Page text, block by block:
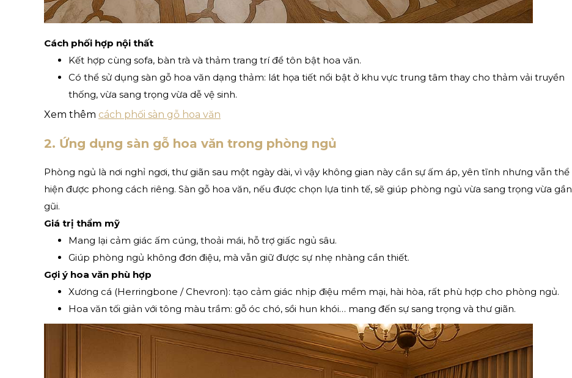
Cách phối hợp nội thất
Kết hợp cùng sofa, bàn trà và thảm trang trí để tôn bật hoa văn.
Có thể sử dụng sàn gỗ hoa văn dạng thảm: lát họa tiết nổi bật ở khu vực trung tâm thay cho thảm vải truyền
thống, vừa sang trọng vừa dễ vệ sinh.
Xem thêm cách phối sàn gỗ hoa văn
2. Ứng dụng sàn gỗ hoa văn trong phòng ngủ
Phòng ngủ là nơi nghỉ ngơi, thư giãn sau một ngày dài, vì vậy không gian này cần sự ấm áp, yên tĩnh nhưng vẫn thể
hiện được phong cách riêng. Sàn gỗ hoa văn, nếu được chọn lựa tinh tế, sẽ giúp phòng ngủ vừa sang trọng vừa gần
gũi.
Giá trị thẩm mỹ
Mang lại cảm giác ấm cúng, thoải mái, hỗ trợ giấc ngủ sâu.
Giúp phòng ngủ không đơn điệu, mà vẫn giữ được sự nhẹ nhàng cần thiết.
Gợi ý hoa văn phù hợp
Xương cá (Herringbone / Chevron): tạo cảm giác nhịp điệu mềm mại, hài hòa, rất phù hợp cho phòng ngủ.
Hoa văn tối giản với tông màu trầm: gỗ óc chó, sồi hun khói… mang đến sự sang trọng và thư giãn.